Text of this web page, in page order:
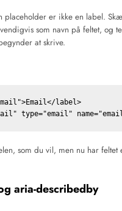
placeholder er ikke en label.
som navn på feltet, og
at skrive.
label>
som du vil, men nu har feltet
aria-describedby